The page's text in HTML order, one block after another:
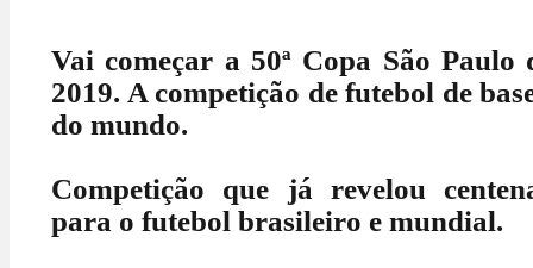
Vai começar a 50ª Copa São
2019. A competição de futebol de
do mundo.
Competição que já revelou
para o futebol brasileiro e mundial.